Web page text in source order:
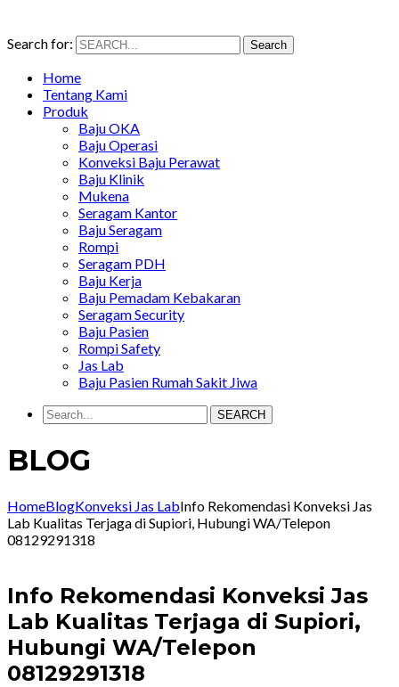
Search for: Search
Home
Tentang Kami
Produk
Baju OKA
Baju Operasi
Konveksi Baju Perawat
Baju Klinik
Mukena
Seragam Kantor
Baju Seragam
Rompi
Seragam PDH
Baju Kerja
Baju Pemadam Kebakaran
Seragam Security
Baju Pasien
Rompi Safety
Jas Lab
Baju Pasien Rumah Sakit Jiwa
SEARCH
BLOG
HomeBlogKonveksi Jas LabInfo Rekomendasi Konveksi Jas
Lab Kualitas Terjaga di Supiori, Hubungi WA/Telepon
08129291318
Info Rekomendasi Konveksi Jas
Lab Kualitas Terjaga di Supiori,
Hubungi WA/Telepon
08129291318